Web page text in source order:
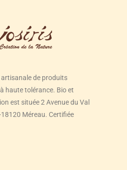
de produits
haute tolérance. Bio et
est située 2 Avenue du Val
18120 Méreau. Certifiée